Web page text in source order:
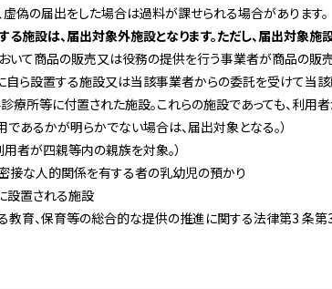
虚偽の届出をした場合は過料が課せられる場合があります。
施設は、届出対象外施設となります。ただし、届出対象施
て商品の販売又は役務の提供を行う事業者が商品の販
ら設置する施設又は当該事業者からの委託を受けて当該
療所等に付置された施設。これらの施設であっても、利用
あるかが明らかでない場合は、届出対象となる。）
者が四親等内の親族を対象。）
接な人的関係を有する者の乳幼児の預かり
設置される施設
育、保育等の総合的な提供の推進に関する法律第3 条